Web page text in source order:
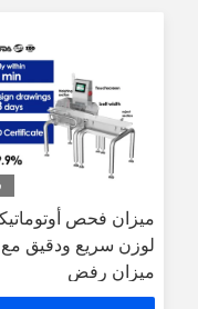
ميزان فحص
لوزن سريع ودقيق مع
ميزان رفض